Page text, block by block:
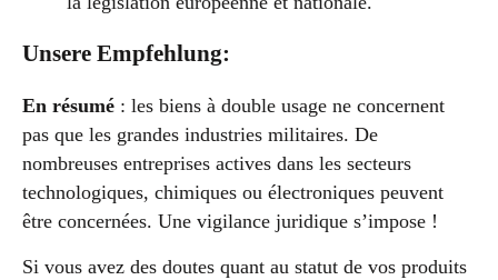
Unsere Empfehlung:
En résumé : les biens à double usage ne concernent
pas que les grandes industries militaires. De
nombreuses entreprises actives dans les secteurs
technologiques, chimiques ou électroniques peuvent
être concernées. Une vigilance juridique s’impose !
Si vous avez des doutes quant au statut de vos produits